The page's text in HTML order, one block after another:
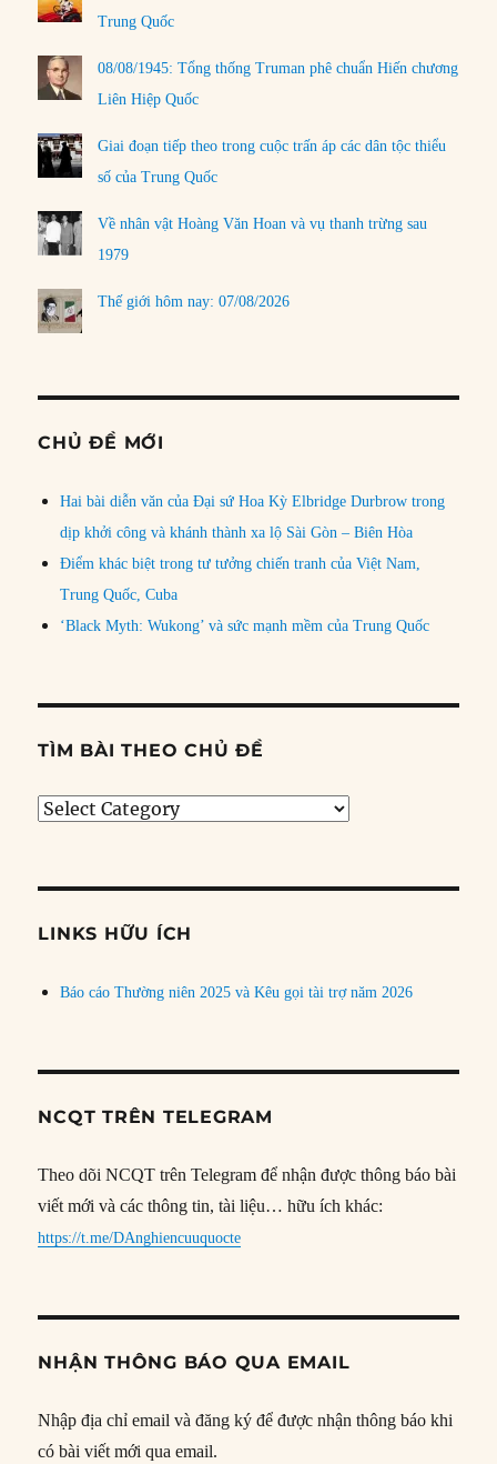
Trung Quốc
08/08/1945: Tổng thống Truman phê chuẩn Hiến chương
Liên Hiệp Quốc
Giai đoạn tiếp theo trong cuộc trấn áp các dân tộc thiểu
số của Trung Quốc
Về nhân vật Hoàng Văn Hoan và vụ thanh trừng sau
1979
Thế giới hôm nay: 07/08/2026
CHỦ ĐỀ MỚI
Hai bài diễn văn của Đại sứ Hoa Kỳ Elbridge Durbrow trong
dịp khởi công và khánh thành xa lộ Sài Gòn – Biên Hòa
Điểm khác biệt trong tư tưởng chiến tranh của Việt Nam,
Trung Quốc, Cuba
‘Black Myth: Wukong’ và sức mạnh mềm của Trung Quốc
TÌM BÀI THEO CHỦ ĐỀ
Tìm
đề
LINKS HỮU ÍCH
Báo cáo Thường niên 2025 và Kêu gọi tài trợ năm 2026
NCQT TRÊN TELEGRAM
Theo dõi NCQT trên Telegram để nhận được thông báo bài
viết mới và các thông tin, tài liệu… hữu ích khác:
https://t.me/DAnghiencuuquocte
NHẬN THÔNG BÁO QUA EMAIL
Nhập địa chỉ email và đăng ký để được nhận thông báo khi
có bài viết mới qua email.